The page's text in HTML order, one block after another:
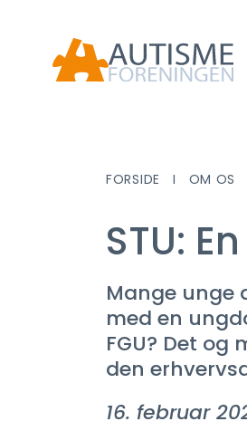
FORSIDE OM OS
STU:
Mange unge
med en
FGU? Det
den
16. februar